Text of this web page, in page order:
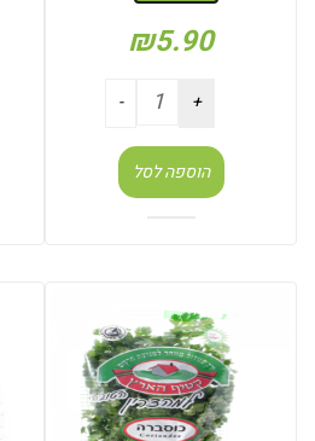
₪5.90
הוספה לסל